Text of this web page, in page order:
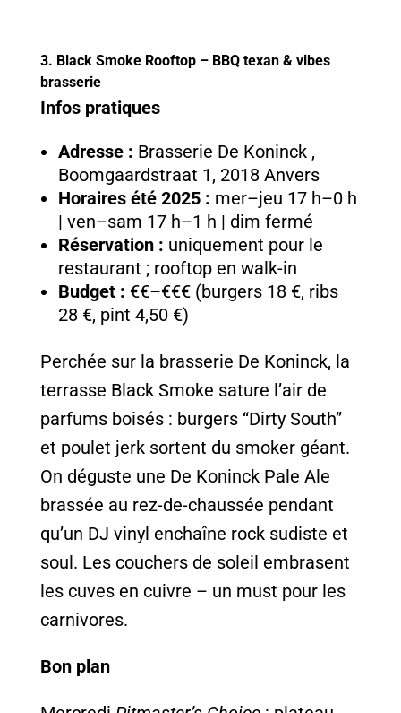
3. Black Smoke Rooftop – BBQ texan & vibes
brasserie
Infos pratiques
Adresse : Brasserie De Koninck ,
Boomgaardstraat 1, 2018 Anvers
Horaires été 2025 : mer–jeu 17 h–0 h
| ven–sam 17 h–1 h | dim fermé
Réservation : uniquement pour le
restaurant ; rooftop en walk-in
Budget : €€–€€€ (burgers 18 €, ribs
28 €, pint 4,50 €)
Perchée sur la brasserie De Koninck, la
terrasse Black Smoke sature l’air de
parfums boisés : burgers “Dirty South”
et poulet jerk sortent du smoker géant.
On déguste une De Koninck Pale Ale
brassée au rez-de-chaussée pendant
qu’un DJ vinyl enchaîne rock sudiste et
soul. Les couchers de soleil embrasent
les cuves en cuivre – un must pour les
carnivores.
Bon plan